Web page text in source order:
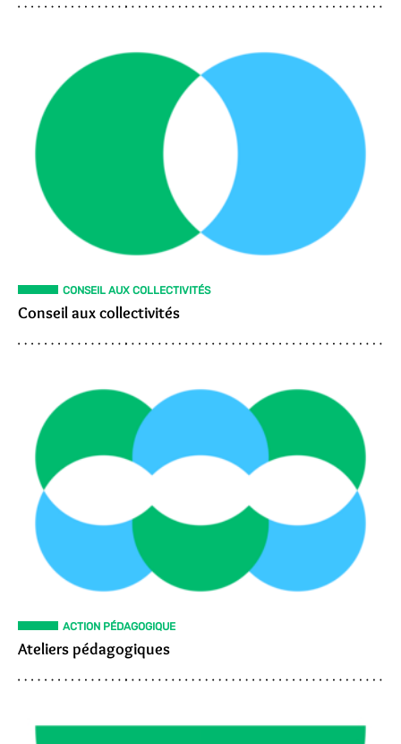
CONSEIL AUX COLLECTIVITÉS
Conseil aux collectivités
ACTION PÉDAGOGIQUE
Ateliers pédagogiques